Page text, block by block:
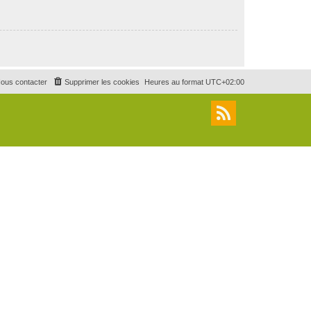
Heures au format UTC+02:00
Supprimer les cookies
contacter